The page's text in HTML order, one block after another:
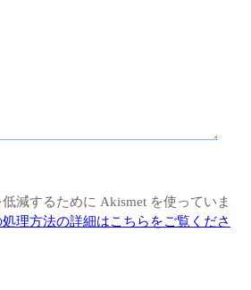
減するために Akismet を使っていま
理方法の詳細はこちらをご覧くださ